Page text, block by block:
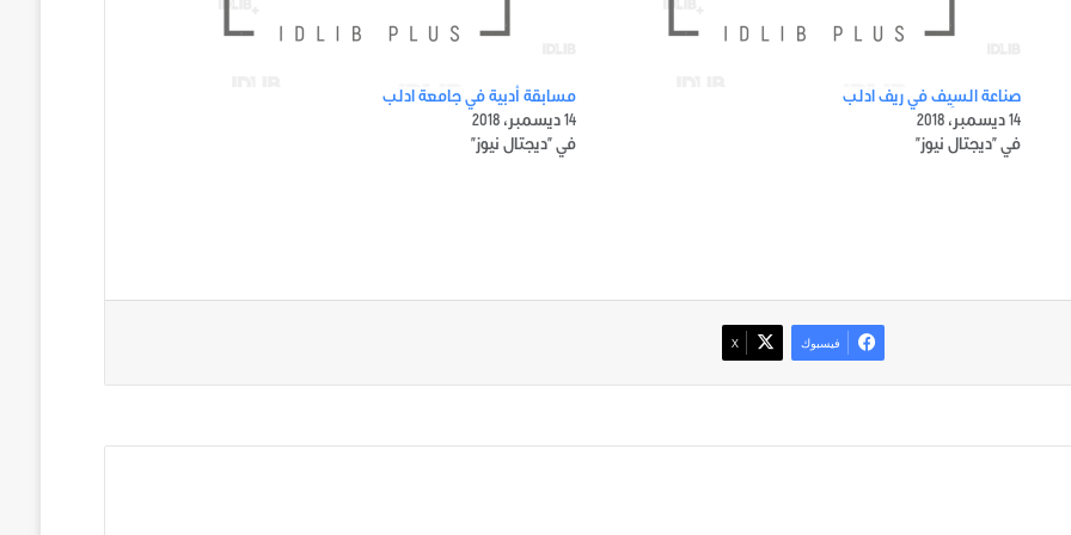
صناعة السِيف في ريف ادلب
14 ديسمبر، 2018
في "ديجتال نيوز"
مسابقة أدبية في جامعة ادلب
14 ديسمبر، 2018
في "ديجتال نيوز"
فيسبوك ‫X